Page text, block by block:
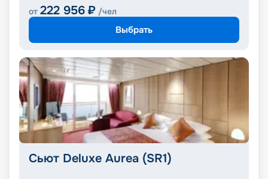
от 222 956 ₽ /чел
Выбрать
Сьют Deluxe Aurea (SR1)